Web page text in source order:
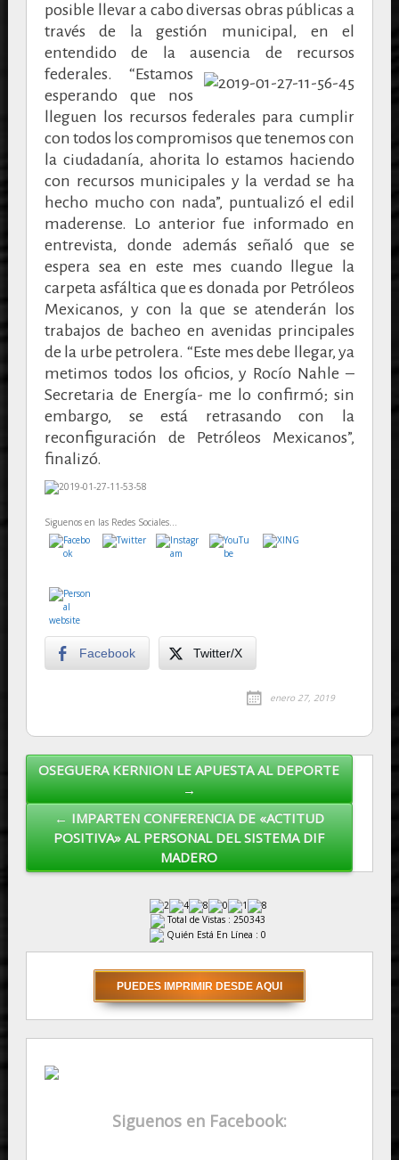
posible llevar a cabo diversas obras públicas a
través de la gestión municipal, en el
entendido de la ausencia de recursos
federales.“Estamos
esperando que nos
lleguen los recursos federales para cumplir
con todos los compromisos que tenemos con
la ciudadanía, ahorita lo estamos haciendo
con recursos municipales y la verdad se ha
hecho mucho con nada”, puntualizó el edil
maderense. Lo anterior fue informado en
entrevista, donde además señaló que se
espera sea en este mes cuando llegue la
carpeta asfáltica que es donada por Petróleos
Mexicanos, y con la que se atenderán los
trabajos de bacheo en avenidas principales
de la urbe petrolera. “Este mes debe llegar, ya
metimos todos los oficios, y Rocío Nahle –
Secretaria de Energía- me lo confirmó; sin
embargo, se está retrasando con la
reconfiguración de Petróleos Mexicanos”,
finalizó.
Siguenos en las Redes Sociales...
Facebook Twitter/X
enero 27, 2019
Post navigation
OSEGUERA KERNION LE APUESTA AL DEPORTE
→
← IMPARTEN CONFERENCIA DE «ACTITUD
POSITIVA» AL PERSONAL DEL SISTEMA DIF
MADERO
Total de Vistas : 250343
Quién Está En Línea : 0
Siguenos en Facebook: